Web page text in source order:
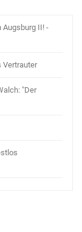
Augsburg II! -
Vertrauter
"Der